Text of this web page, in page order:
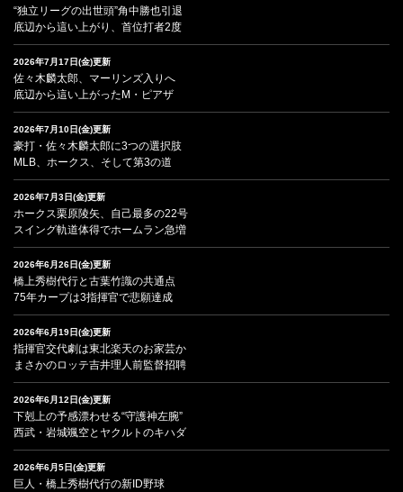
“独立リーグの出世頭”角中勝也引退
底辺から這い上がり、首位打者2度
2026年7月17日(金)更新
佐々木麟太郎、マーリンズ入りへ
底辺から這い上がったM・ピアザ
2026年7月10日(金)更新
豪打・佐々木麟太郎に3つの選択肢
MLB、ホークス、そして第3の道
2026年7月3日(金)更新
ホークス栗原陵矢、自己最多の22号
スイング軌道体得でホームラン急増
2026年6月26日(金)更新
橋上秀樹代行と古葉竹識の共通点
75年カープは3指揮官で悲願達成
2026年6月19日(金)更新
指揮官交代劇は東北楽天のお家芸か
まさかのロッテ吉井理人前監督招聘
2026年6月12日(金)更新
下剋上の予感漂わせる“守護神左腕”
西武・岩城颯空とヤクルトのキハダ
2026年6月5日(金)更新
巨人・橋上秀樹代行の新ID野球